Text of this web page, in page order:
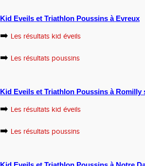
Kid Eveils et Triathlon Poussins à Evreux
➡️ Les résultats kid éveils
➡️ Les résultats poussins
Kid Eveils et Triathlon Poussins à Romilly
➡️ Les résultats kid éveils
➡️ Les résultats poussins